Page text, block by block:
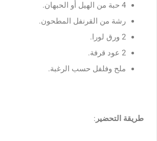
4 حبة من الهيل أو الحبهان.
رشة من القرنفل المطحون.
2 ورق لورا.
2 عود قرفة.
ملح وفلفل حسب الرغبة.
طريقة التحضير :